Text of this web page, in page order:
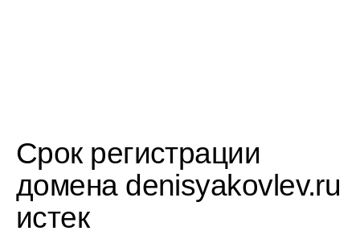
Срок регистрации
домена denisyakovlev.ru
истек